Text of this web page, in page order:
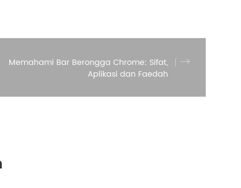
Memahami Bar Berongga Chrome: Sifat,
Aplikasi dan Faedah